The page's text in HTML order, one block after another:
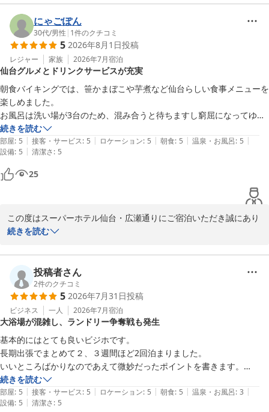
天然温泉 弦月の湯 スーパーホテル仙台・広瀬通り
2026-08-04
し上げます。
女性浴場やランドリーの混雑について、ご不便をおかけし申し訳ご
ざいません。夏休み期間は特に多くのお客様にご利用いただいてい
るため、ごゆっくりご利用いただけずご迷惑をおかけいたしまし
た。ご指摘を大切に今後の運営の参考にいたします。
当ホテルは地下鉄広瀬通駅から徒歩3分、仙台駅や、クリスロード
などの商店街や多くの観光・ショッピングスポットが徒歩圏内にあ
り、便利にお過ごしいただけます。また「朝食ビュッフェが大満
足」「外国人スタッフの活気や気配りが良かった」との温かいお言
葉も嬉しく拝見しました。焼き立てパンの健康朝食や心のこもった
接客を、今後も大切にしてまいります。
ご滞在の感想や体験を詳しくご投稿いただき、心より御礼申し上げ
ます。仙台の夏は青葉が美しく、夜も涼風が心地よい日々が続いて
おります。お近くにお越しの際は、またぜひご利用くださいませ。
またのお越しをスタッフ一同心よりお待ち申し上げております。
スーパーホテル仙台・広瀬通り 支配人・スタッフ一同
天然温泉 弦月の湯 スーパーホテル仙台・広瀬通り
2026-08-02
にゃごぽん
30代/男性 | 1件のクチコミ
5 2026年8月1日投稿
レジャー 家族 2026年7月宿泊
仙台グルメとドリンクサービスが充実
朝食バイキングでは、笹かまぼこや芋煮など仙台らしい食事メニューを
楽しめました。
お風呂は洗い場が3台のため、混み合うと待ちますし窮屈になってゆっ
くりできないのでタイミングみたほうがいいです！
接客含むサービスも良く、チェックイン後のドリンクサービスも種類が
多くよかったです！
続きを読む
部屋: 5 | 接客・サービス: 5 | ロケーション: 5 | 朝食: 5 | 温泉・お風呂: 5 |
設備: 5 | 清潔さ: 5
25
この度はスーパーホテル仙台・広瀬通りにご宿泊いただき誠にあり
がとうございます。朝食バイキングで仙台ならではの笹かまぼこや
充実ぶりにご満足いただけたとのご感想、とても嬉しく拝読いたし
ました。
一方で、温泉の洗い場が限られている件につきましては、ご不便を
おかけし申し訳ございません。お客様のお声を大切に、ゆっくりと
ご利用いただけるよう努めてまいります。
ご宿泊中はスタッフの接客やサービスにもお褒めのお言葉を賜り、
心より感謝申し上げます。当ホテルでは、健康朝食ビュッフェや17
時からのウェルカムバー、女性にもご安心いただけるさまざまな客
室設備、そして天然温泉「弦月の湯」でのひとときをご用意してお
ります。
続きを読む
投稿者さん
2件のクチコミ
5 2026年7月31日投稿
ビジネス 一人 2026年7月宿泊
大浴場が混雑し、ランドリー争奪戦も発生
基本的にはとても良いビジホです。
長期出張でまとめて２、３週間ほど2回泊まりました。
いいところばかりなのであえて微妙だったポイントを書きます。
・大浴場が部屋数に対して小さくて常に混んでる。
男性用の話です。
続きを読む
部屋: 5 | 接客・サービス: 5 | ロケーション: 5 | 朝食: 5 | 温泉・お風呂: 3 |
設備: 5 | 清潔さ: 5